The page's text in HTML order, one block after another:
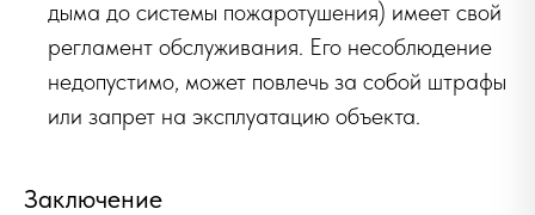
дыма до системы пожаротушения) имеет свой
регламент обслуживания. Его несоблюдение
недопустимо, может повлечь за собой штрафы
или запрет на эксплуатацию объекта.
Заключение